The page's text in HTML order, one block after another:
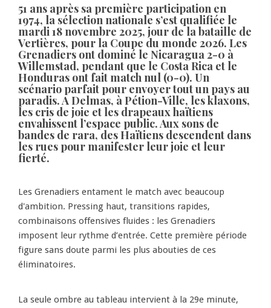
51 ans après sa première participation en
1974, la sélection nationale s’est qualifiée le
mardi 18 novembre 2025, jour de la bataille de
Vertières, pour la Coupe du monde 2026. Les
Grenadiers ont dominé le Nicaragua 2-0 à
Willemstad, pendant que le Costa Rica et le
Honduras ont fait match nul (0-0). Un
scénario parfait pour envoyer tout un pays au
paradis. A Delmas, à Pétion-Ville, les klaxons,
les cris de joie et les drapeaux haïtiens
envahissent l’espace public. Aux sons de
bandes de rara, des Haïtiens descendent dans
les rues pour manifester leur joie et leur
fierté.
Les Grenadiers entament le match avec beaucoup
d'ambition. Pressing haut, transitions rapides,
combinaisons offensives fluides : les Grenadiers
imposent leur rythme d’entrée. Cette première période
figure sans doute parmi les plus abouties de ces
éliminatoires.
La seule ombre au tableau intervient à la 29e minute,